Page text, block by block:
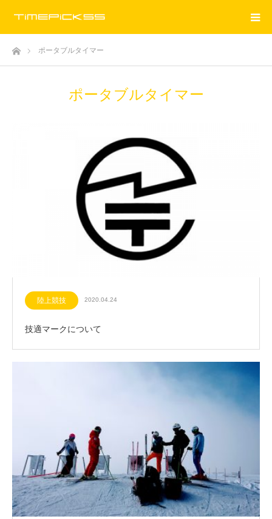
ホームポータブルタイマー
ポータブルタイマー
陸上競技 2020.04.24
技適マークについて